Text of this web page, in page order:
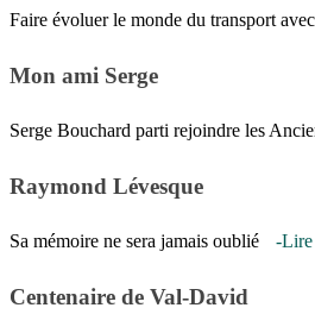
Faire évoluer le monde du transport
Mon ami Serge
Serge Bouchard parti rejoindre les
Raymond Lévesque
Sa mémoire ne sera jamais oublié -Lire
Centenaire de Val-David